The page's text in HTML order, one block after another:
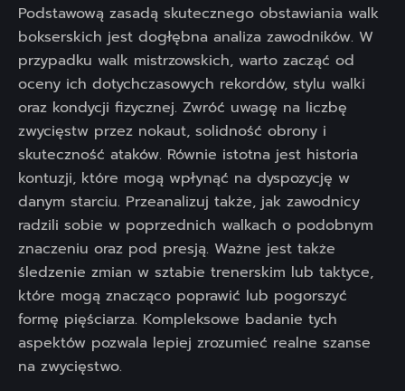
Podstawową zasadą skutecznego obstawiania walk
bokserskich jest dogłębna analiza zawodników. W
przypadku walk mistrzowskich, warto zacząć od
oceny ich dotychczasowych rekordów, stylu walki
oraz kondycji fizycznej. Zwróć uwagę na liczbę
zwycięstw przez nokaut, solidność obrony i
skuteczność ataków. Równie istotna jest historia
kontuzji, które mogą wpłynąć na dyspozycję w
danym starciu. Przeanalizuj także, jak zawodnicy
radzili sobie w poprzednich walkach o podobnym
znaczeniu oraz pod presją. Ważne jest także
śledzenie zmian w sztabie trenerskim lub taktyce,
które mogą znacząco poprawić lub pogorszyć
formę pięściarza. Kompleksowe badanie tych
aspektów pozwala lepiej zrozumieć realne szanse
na zwycięstwo.